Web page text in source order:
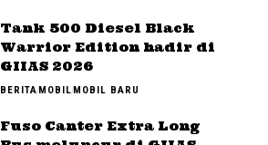
Tank 500 Diesel Black
Warrior Edition hadir di
GIIAS 2026
BERITAMOBILMOBIL BARU
Fuso Canter Extra Long